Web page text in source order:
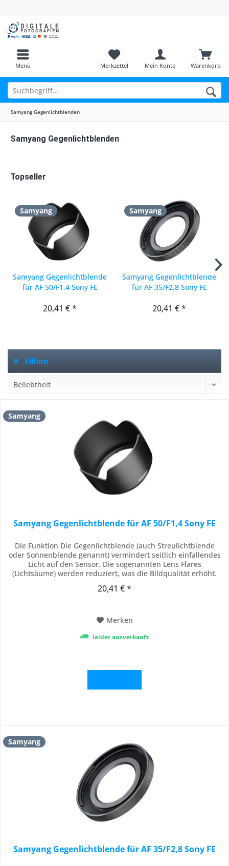
Menü Warenkorb
Merkzettel Mein Konto
Samyang Gegenlichtblenden
Samyang Gegenlichtblenden
Topseller
Samyang
Samyang Gegenlichtblende
für AF 50/F1,4 Sony FE
20,41 € *
Samyang
Samyang Gegenlichtblende
für AF 35/F2,8 Sony FE
20,41 € *
Filtern
Samyang
Samyang Gegenlichtblende für AF 50/F1,4 Sony FE
Die Funktion Die Gegenlichtblende (auch Streulichtblende
oder Sonnenblende genannt) vermindert seitlich einfallendes
Licht auf den Sensor. Die sogenannten Lens Flares
(Lichtsäume) werden reduziert, was die Bildqualität erhöht.
weniger flau und kontrastarm. Zudem bietet die
20,41 € *
Merken
leider ausverkauft
Samyang
Samyang Gegenlichtblende für AF 35/F2,8 Sony FE